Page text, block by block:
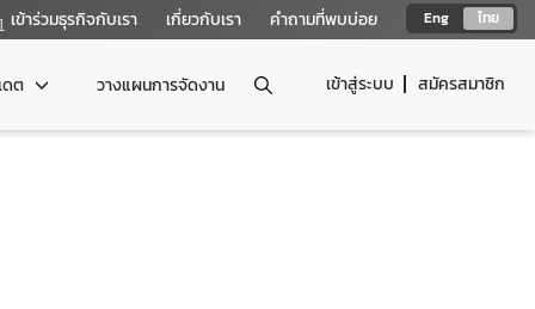
Eng ไทย
เข้าร่วมธุรกิจกับเรา เกี่ยวกับเรา คำถามที่พบบ่อย
เข้าสู่ระบบ สมัครสมาชิก
ดต วางแผนการจัดงาน